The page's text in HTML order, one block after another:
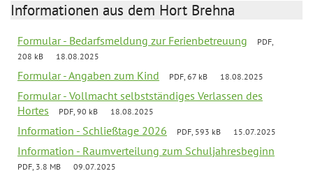
Informationen aus dem Hort Brehna
Formular - Bedarfsmeldung zur Ferienbetreuung
PDF,
208 kB
18.08.2025
Formular - Angaben zum Kind PDF, 67 kB 18.08.2025
Formular - Vollmacht selbstständiges Verlassen des
Hortes
PDF, 90 kB 18.08.2025
Information - Schließtage 2026 PDF, 593 kB 15.07.2025
Information - Raumverteilung zum Schuljahresbeginn
PDF, 3.8 MB 09.07.2025